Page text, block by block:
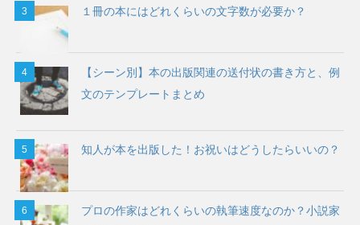
１冊の本にはどれくらいの文字数が必要か？
【シーン別】本の出版関連の送付状の書き方と、例
文のテンプレートまとめ
知人が本を出版した！お祝いはどうしたらいいの？
プロの作家はどれくらいの執筆速度なのか？小説家